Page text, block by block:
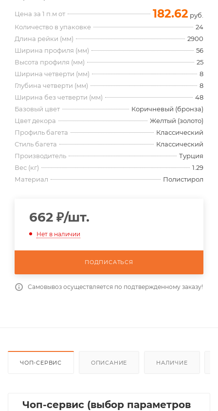
Цена за 1 п.м от 182.62 руб.
Количество в упаковке
24
Длина рейки (мм)
2900
Ширина профиля (мм)
56
Высота профиля (мм)
25
Ширина четверти (мм)
8
Глубина четверти (мм)
8
Ширина без четверти (мм)
48
Базовый цвет
Коричневый (бронза)
Цвет декора
Желтый (золото)
Профиль багета
Классический
Стиль багета
Классический
Производитель
Турция
Вес (кг)
1.29
Материал
Полистирол
662 ₽/шт.
Нет в наличии
ПОДПИСАТЬСЯ
Самовывоз осуществляется по подтвержденному заказу!
ЧОП-СЕРВИС ОПИСАНИЕ НАЛИЧИЕ
Чоп-сервис (выбор параметров